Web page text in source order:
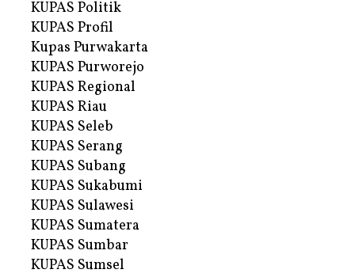
KUPAS Politik
KUPAS Profil
Kupas Purwakarta
KUPAS Purworejo
KUPAS Regional
KUPAS Riau
KUPAS Seleb
KUPAS Serang
KUPAS Subang
KUPAS Sukabumi
KUPAS Sulawesi
KUPAS Sumatera
KUPAS Sumbar
KUPAS Sumsel